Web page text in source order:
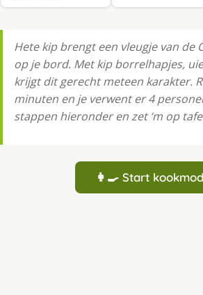
Hete kip brengt een vleugje van de
op je bord. Met kip borrelhapjes,
krijgt dit gerecht meteen karakter.
minuten en je verwent er 4
stappen hieronder en zet ‘m op
👩‍🍳 Start